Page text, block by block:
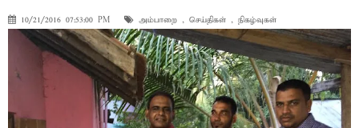
10/21/2016 07:53:00 PM அம்பாறை , செய்திகள் , நிகழ்வுகள்